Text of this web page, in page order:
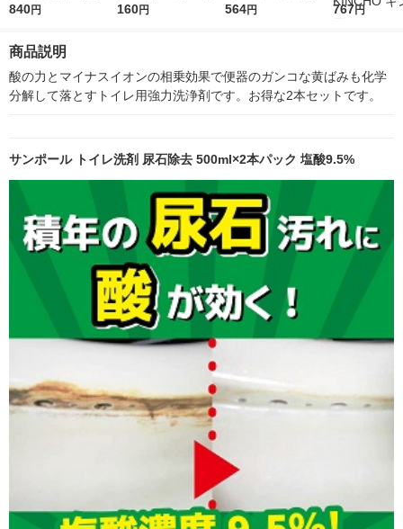
尿石除去 500mL 2本
840円
J72 1冊 261077
160円
まみ
564円
め替え用 浴槽
O キンチョー
767円
商品説明
酸の力とマイナスイオンの相乗効果で便器のガンコな黄ばみも化学
分解して落とすトイレ用強力洗浄剤です。お得な2本セットです。
サンポール トイレ洗剤 尿石除去 500ml×2本パック 塩酸9.5%